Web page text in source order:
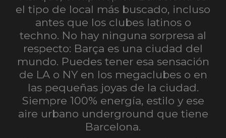
el tipo de local más buscado, incluso
antes que los clubes latinos o
techno. No hay ninguna sorpresa al
respecto: Barça es una ciudad del
mundo. Puedes tener esa sensación
de LA o NY en los megaclubes o en
las pequeñas joyas de la ciudad.
Siempre 100% energía, estilo y ese
aire urbano underground que tiene
Barcelona.